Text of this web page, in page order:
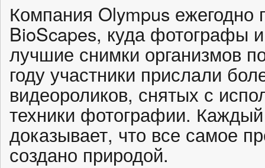
Компания Olympus ежегодно
BioScapes, куда фотографы
лучшие снимки организмов
году участники прислали
видеороликов, снятых с
техники фотографии.
доказывает, что все самое
создано природой.